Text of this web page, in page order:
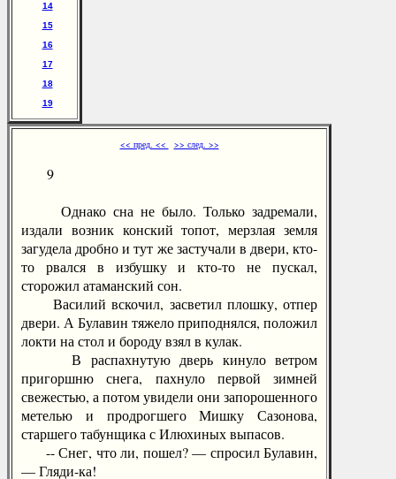
14
15
16
17
18
19
<< пред. << >> след. >>
9
Однако сна не было. Только задремали,
издали возник конский топот, мерзлая земля
загудела дробно и тут же застучали в двери, кто-
то рвался в избушку и кто-то не пускал,
сторожил атаманский сон.
Василий вскочил, засветил плошку, отпер
двери. А Булавин тяжело приподнялся, положил
локти на стол и бороду взял в кулак.
В распахнутую дверь кинуло ветром
пригоршню снега, пахнуло первой зимней
свежестью, а потом увидели они запорошенного
метелью и продрогшего Мишку Сазонова,
старшего табунщика с Илюхиных выпасов.
-- Снег, что ли, пошел? — спросил Булавин,
— Гляди-ка!